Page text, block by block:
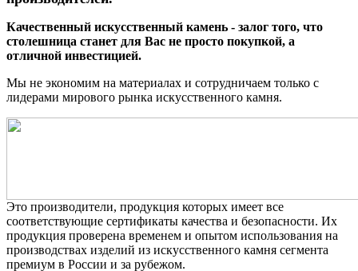
Качественный искусственный камень - залог того, что
столешница станет для Вас не просто покупкой, а
отличной инвестицией.
Мы не экономим на материалах и сотрудничаем только с
лидерами мирового рынка искусственного камня.
Это производители, продукция которых имеет все
соответствующие сертификаты качества и безопасности. Их
продукция проверена временем и опытом использования на
производствах изделий из искусственного камня сегмента
премиум в России и за рубежом.